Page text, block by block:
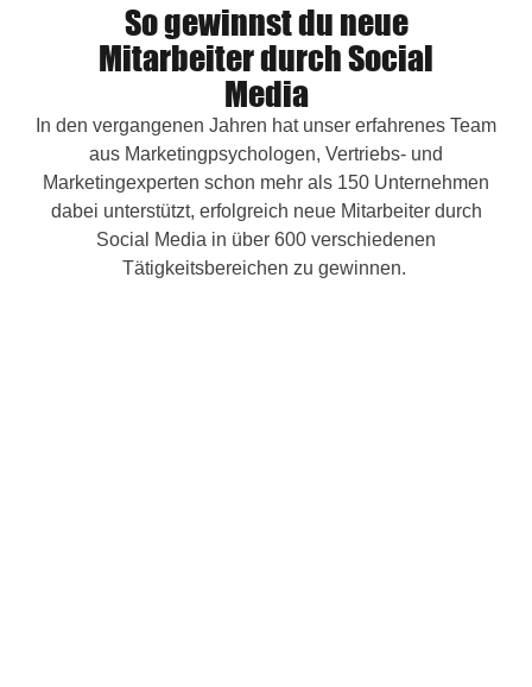
So gewinnst du neue
Mitarbeiter durch Social
Media
In den vergangenen Jahren hat unser erfahrenes Team
aus Marketingpsychologen, Vertriebs- und
Marketingexperten schon mehr als 150 Unternehmen
dabei unterstützt, erfolgreich neue Mitarbeiter durch
Social Media in über 600 verschiedenen
Tätigkeitsbereichen zu gewinnen.